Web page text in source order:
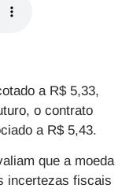
a R$ 5,33,
o contrato
a R$ 5,43.
que a moeda
incertezas fiscais